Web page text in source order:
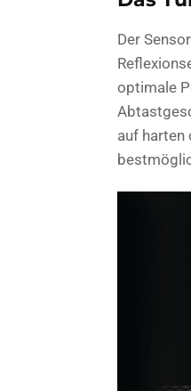
Der
optimale
auf harten